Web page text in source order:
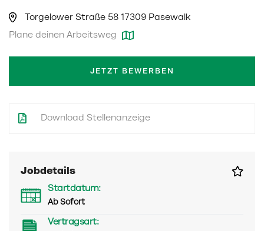
Torgelower Straße 58 17309 Pasewalk
Plane deinen Arbeitsweg
JETZT BEWERBEN
Download Stellenanzeige
Jobdetails
Startdatum:
Ab Sofort
Vertragsart: